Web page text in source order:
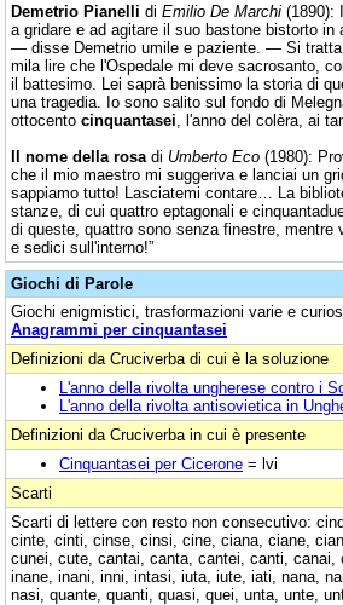
Demetrio Pianelli di Emilio De Marchi (1890):
a gridare e ad agitare il suo bastone bistorto in
— disse Demetrio umile e paziente. — Si
mila lire che l'Ospedale mi deve sacrosanto,
il battesimo. Lei saprà benissimo la storia di
una tragedia. Io sono salito sul fondo di
ottocento cinquantasei , l'anno del colèra, ai
Il nome della rosa di Umberto Eco (1980):
che il mio maestro mi suggeriva e lanciai un
sappiamo tutto! Lasciatemi contare… La
stanze, di cui quattro eptagonali e
di queste, quattro sono senza finestre, mentre
e sedici sull'interno!”
Giochi di Parole
Giochi enigmistici, trasformazioni varie e
Anagrammi per cinquantasei
Definizioni da Cruciverba di cui è la soluzione
L'anno della rivolta ungherese contro i
L'anno della rivolta antisovietica in
Definizioni da Cruciverba in cui è presente
Cinquantasei per Cicerone = lvi
Scarti
Scarti di lettere con resto non consecutivo:
cinte, cinti, cinse, cinsi, cine, ciana, ciane,
cunei, cute, cantai, canta, cantei, canti, canai,
inane, inani, inni, intasi, iuta, iute, iati, nana,
nasi, quante, quanti, quasi, quei, unta, unte,